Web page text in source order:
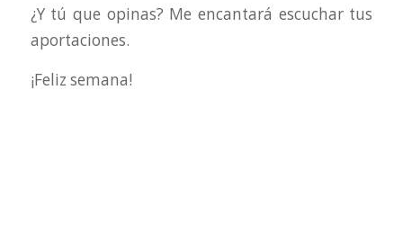
¿Y tú que opinas? Me encantará escuchar tus
aportaciones.
¡Feliz semana!